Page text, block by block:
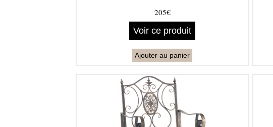
205€
Voir ce produit
Ajouter au panier